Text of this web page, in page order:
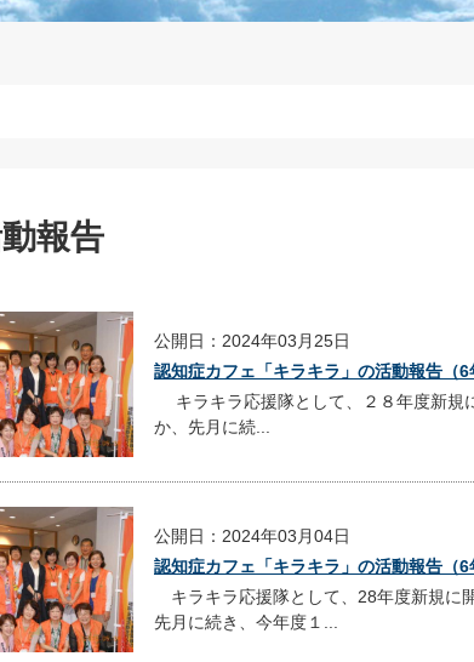
報告
公開日：2024年03月25日
認知症カフェ「キラキラ」の活動報告（
キラキラ応援隊として、２８年度新規
か、先月に続...
公開日：2024年03月04日
認知症カフェ「キラキラ」の活動報告（
キラキラ応援隊として、28年度新規に
先月に続き、今年度１...